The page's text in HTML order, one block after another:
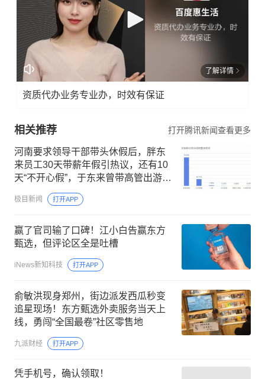
了解详情
资质代办业务专业办，时效有保证
相关推荐 打开腾讯新闻查看更多
河南要求领导干部带头休假后，胖东
来员工30天带薪年假引热议，还有10
天“不开心假”，于东来曾带高管出游两
个月，建议年休假至少20天至40天
极目新闻 打开APP
赢了官司输了口碑！江小白告赢东方
甄选，但评论区全是吐槽
iNews新知科技 打开APP
俞敏洪现身郑州，街边派发西瓜秒变
追星现场！东方甄选外卖服务当天上
线，勇闯“全国最卷”社区零售地
九派财经 打开APP
凭手机号，确认领取！